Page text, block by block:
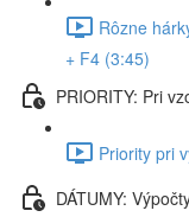
Rôzne
+ F4 (3:45)
PRIORITY: Pri
Priority pri
DÁTUMY: